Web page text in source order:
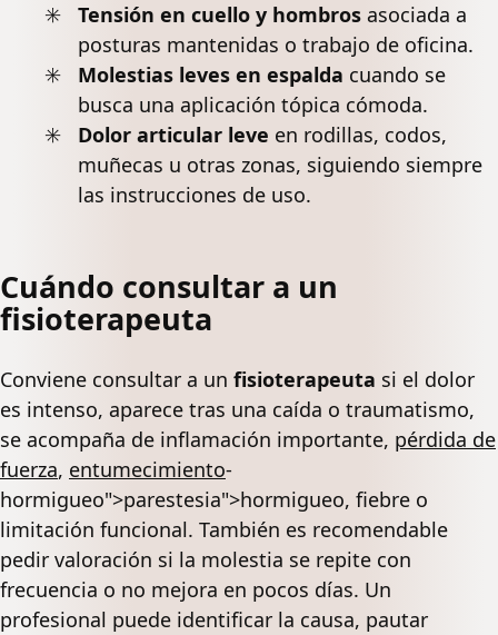
Tensión en cuello y hombros asociada a
posturas mantenidas o trabajo de oficina.
Molestias leves en espalda cuando se
busca una aplicación tópica cómoda.
Dolor articular leve en rodillas, codos,
muñecas u otras zonas, siguiendo siempre
las instrucciones de uso.
Cuándo consultar a un
fisioterapeuta
Conviene consultar a un fisioterapeuta si el dolor
es intenso, aparece tras una caída o traumatismo,
se acompaña de inflamación importante, pérdida de
fuerza, entumecimiento-
hormigueo">parestesia">hormigueo, fiebre o
limitación funcional. También es recomendable
pedir valoración si la molestia se repite con
frecuencia o no mejora en pocos días. Un
profesional puede identificar la causa, pautar